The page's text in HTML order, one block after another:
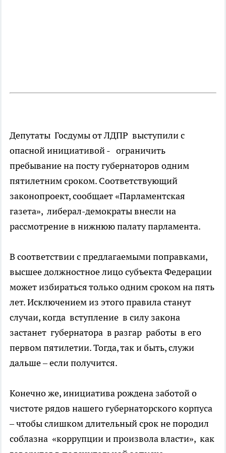
Депутаты Госдумы от ЛДПР выступили с
опасной инициативой - ограничить
пребывание на посту губернаторов одним
пятилетним сроком. Соответствующий
законопроект, сообщает «Парламентская
газета», либерал-демократы внесли на
рассмотрение в нижнюю палату парламента.
В соответствии с предлагаемыми поправками,
высшее должностное лицо субъекта Федерации
может избираться только одним сроком на пять
лет. Исключением из этого правила станут
случаи, когда вступление в силу закона
застанет губернатора в разгар работы в его
первом пятилетии. Тогда, так и быть, служи
дальше – если получится.
Конечно же, инициатива рождена заботой о
чистоте рядов нашего губернаторского корпуса
– чтобы слишком длительный срок не породил
соблазна «коррупции и произвола власти», как